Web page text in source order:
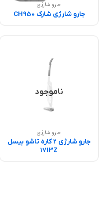
جارو شارژی
جارو شارژی شارک CH950
ناموجود
جارو شارژی
جارو شارژی 2 کاره تاشو بیسل
1713Z